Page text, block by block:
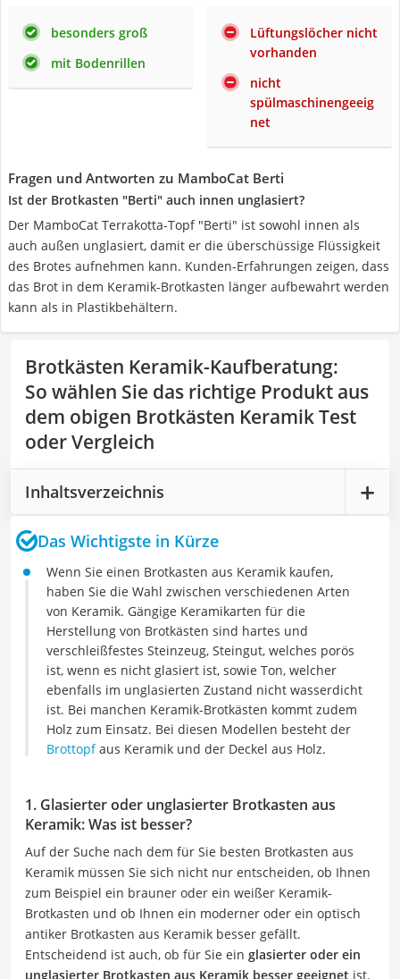
besonders groß
mit Bodenrillen
Lüftungslöcher nicht
vorhanden
nicht
spülmaschinengeeig
net
Fragen und Antworten zu MamboCat Berti
Ist der Brotkasten "Berti" auch innen unglasiert?
Der MamboCat Terrakotta-Topf "Berti" ist sowohl innen als
auch außen unglasiert, damit er die überschüssige Flüssigkeit
des Brotes aufnehmen kann. Kunden-Erfahrungen zeigen, dass
das Brot in dem Keramik-Brotkasten länger aufbewahrt werden
kann als in Plastikbehältern.
Brotkästen Keramik-Kaufberatung:
So wählen Sie das richtige Produkt aus
dem obigen Brotkästen Keramik Test
oder Vergleich
Inhaltsverzeichnis
Das Wichtigste in Kürze
Wenn Sie einen Brotkasten aus Keramik kaufen,
haben Sie die Wahl zwischen verschiedenen Arten
von Keramik. Gängige Keramikarten für die
Herstellung von Brotkästen sind hartes und
verschleißfestes Steinzeug, Steingut, welches porös
ist, wenn es nicht glasiert ist, sowie Ton, welcher
ebenfalls im unglasierten Zustand nicht wasserdicht
ist. Bei manchen Keramik-Brotkästen kommt zudem
Holz zum Einsatz. Bei diesen Modellen besteht der
Brottopfaus Keramik und der Deckel aus Holz.
1. Glasierter oder unglasierter Brotkasten aus
Keramik: Was ist besser?
Auf der Suche nach dem für Sie besten Brotkasten aus
Keramik müssen Sie sich nicht nur entscheiden, ob Ihnen
zum Beispiel ein brauner oder ein weißer Keramik-
Brotkasten und ob Ihnen ein moderner oder ein optisch
antiker Brotkasten aus Keramik besser gefällt.
Entscheidend ist auch, ob für Sie ein glasierter oder ein
unglasierter Brotkasten aus Keramik besser geeignet ist.